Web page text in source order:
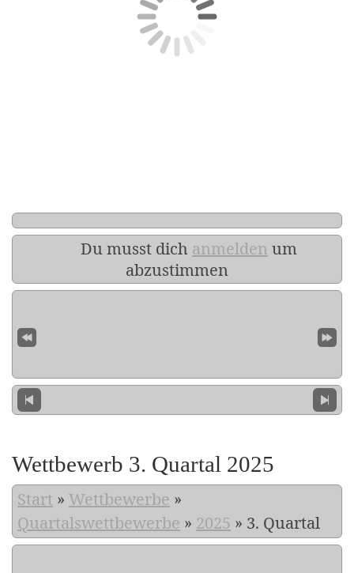
Du musst dich anmelden um
abzustimmen
Wettbewerb 3. Quartal 2025
Start » Wettbewerbe »
Quartalswettbewerbe » 2025 » 3. Quartal